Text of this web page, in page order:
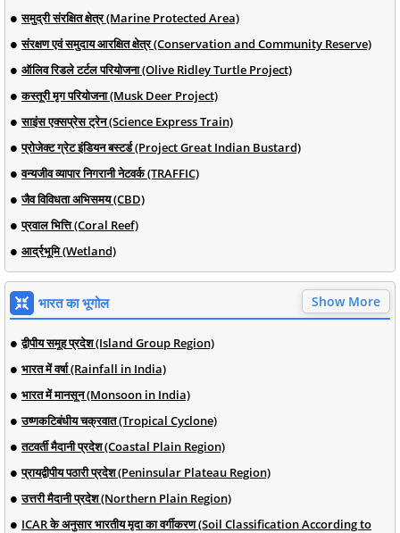
समुद्री संरक्षित क्षेत्र (Marine Protected Area)
संरक्षण एवं समुदाय आरक्षित क्षेत्र (Conservation and Community Reserve)
ऑलिव रिडले टर्टल परियोजना (Olive Ridley Turtle Project)
कस्तूरी मृग परियोजना (Musk Deer Project)
साइंस एक्सप्रेस ट्रेन (Science Express Train)
प्रोजेक्ट ग्रेट इंडियन बस्टर्ड (Project Great Indian Bustard)
वन्यजीव व्यापार निगरानी नेटवर्क (TRAFFIC)
जैव विविधता अभिसमय (CBD)
प्रवाल भित्ति (Coral Reef)
आर्द्रभूमि (Wetland)
भारत का भूगोल Show More
द्वीपीय समूह प्रदेश (Island Group Region)
भारत में वर्षा (Rainfall in India)
भारत में मानसून (Monsoon in India)
उष्णकटिबंधीय चक्रवात (Tropical Cyclone)
तटवर्ती मैदानी प्रदेश (Coastal Plain Region)
प्रायद्वीपीय पठारी प्रदेश (Peninsular Plateau Region)
उत्तरी मैदानी प्रदेश (Northern Plain Region)
ICAR के अनुसार भारतीय मृदा का वर्गीकरण (Soil Classification According to